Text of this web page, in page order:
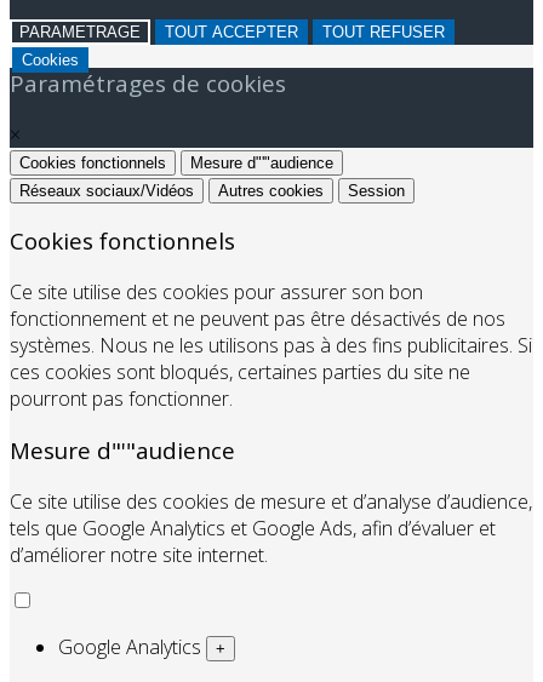
PARAMETRAGE TOUT ACCEPTER
TOUT REFUSER
Cookies
Paramétrages de cookies
×
Cookies fonctionnels
Mesure d"'"audience
Réseaux sociaux/Vidéos
Autres cookies Session
Cookies fonctionnels
Ce site utilise des cookies pour assurer son bon
fonctionnement et ne peuvent pas être désactivés de nos
systèmes. Nous ne les utilisons pas à des fins publicitaires. Si
ces cookies sont bloqués, certaines parties du site ne
pourront pas fonctionner.
Mesure d"'"audience
Ce site utilise des cookies de mesure et d’analyse d’audience,
tels que Google Analytics et Google Ads, afin d’évaluer et
d’améliorer notre site internet.
Google Analytics +